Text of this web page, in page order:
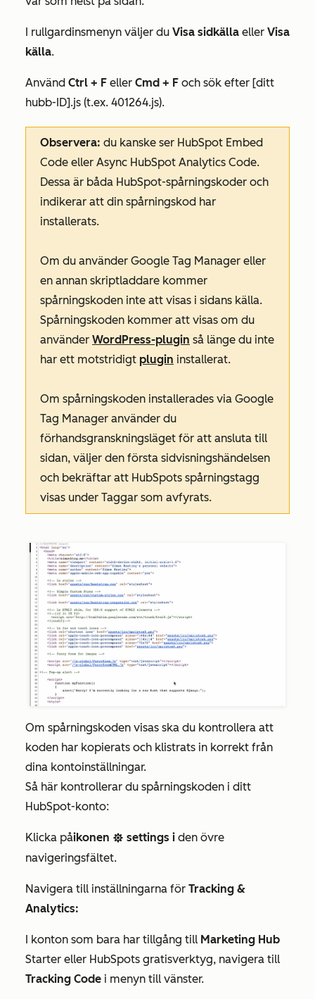
I rullgardinsmenyn väljer du Visa sidkälla eller Visa
källa.
Använd Ctrl + F eller Cmd + F och sök efter [ditt
hubb-ID].js (t.ex. 401264.js).
Observera: du kanske ser HubSpot Embed
Code eller Async HubSpot Analytics Code.
Dessa är båda HubSpot-spårningskoder och
indikerar att din spårningskod har
installerats.
Om du använder Google Tag Manager eller
en annan skriptladdare kommer
spårningskoden inte att visas i sidans källa.
Spårningskoden kommer att visas om du
använder WordPress-plugin så länge du inte
har ett motstridigt plugin installerat.
Om spårningskoden installerades via Google
Tag Manager använder du
förhandsgranskningsläget för att ansluta till
sidan, väljer den första sidvisningshändelsen
och bekräftar att HubSpots spårningstagg
visas under Taggar som avfyrats.
Om spårningskoden visas ska du kontrollera att
koden har kopierats och klistrats in korrekt från
dina kontoinställningar.
Så här kontrollerar du spårningskoden i ditt
HubSpot-konto:
Klicka påikonen settings settings i den övre
navigeringsfältet.
Navigera till inställningarna för Tracking &
Analytics:
I konton som bara har tillgång till Marketing Hub
Starter eller HubSpots gratisverktyg, navigera till
Tracking Code i menyn till vänster.